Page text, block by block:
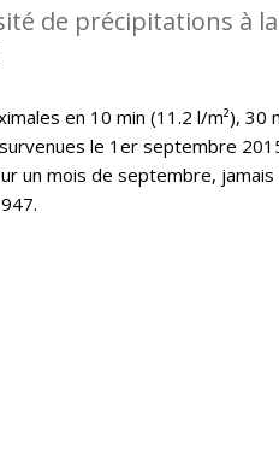
de précipitations à
en 10 min (11.2 l/m²),
le 1er septembre
un mois de septembre,